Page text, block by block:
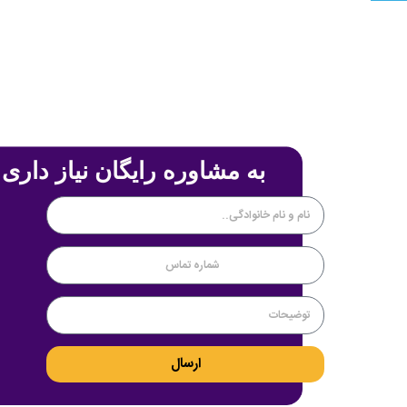
به مشاوره رایگان نیاز
ارسال